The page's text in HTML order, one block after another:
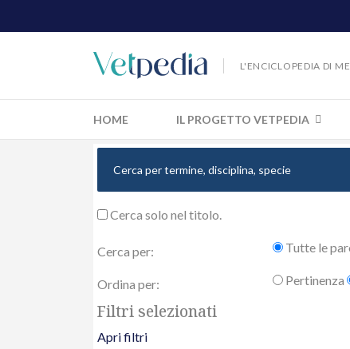
L'ENCICLOPEDIA DI
HOME IL PROGETTO VETPEDIA
Cerca solo nel titolo.
Cerca per: Tutte le
Ordina per: Pertinenza
Filtri selezionati
Apri filtri